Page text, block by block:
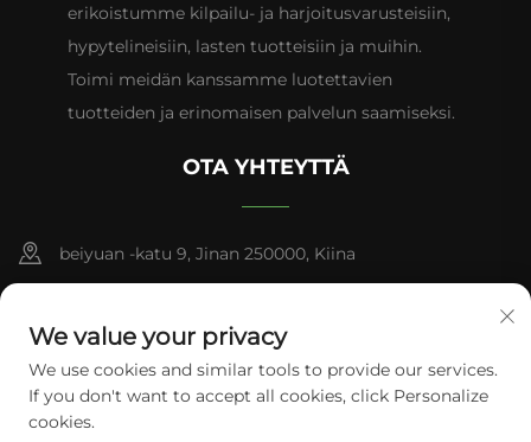
erikoistumme kilpailu- ja harjoitusvarusteisiin,
hypytelineisiin, lasten tuotteisiin ja muihin.
Toimi meidän kanssamme luotettavien
tuotteiden ja erinomaisen palvelun saamiseksi.
OTA YHTEYTTÄ
beiyuan -katu 9, Jinan 250000, Kiina
[email protected]
We value your privacy
We use cookies and similar tools to provide our services.
If you don't want to accept all cookies, click Personalize
cookies.